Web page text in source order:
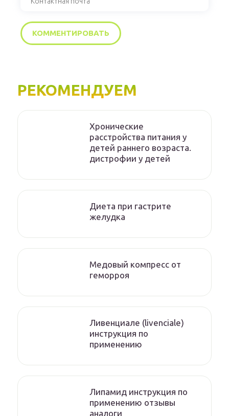
РЕКОМЕНДУЕМ
Хронические
расстройства питания у
детей раннего возраста.
дистрофии у детей
Диета при гастрите
желудка
Медовый компресс от
геморроя
Ливенциале (livenciale)
инструкция по
применению
Липамид инструкция по
применению отзывы
аналоги